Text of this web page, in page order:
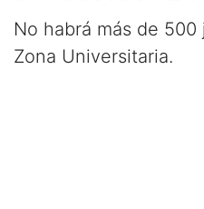
No habrá más de
Zona Universitaria.